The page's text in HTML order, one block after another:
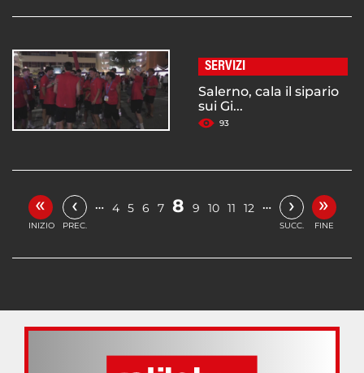
SERVIZI
Salerno, cala il sipario
sui Gi...
93
«
INIZIO
‹
PREC.
… 4 5 6 7 8 9 10 11 12 … ›
SUCC.
»
FINE